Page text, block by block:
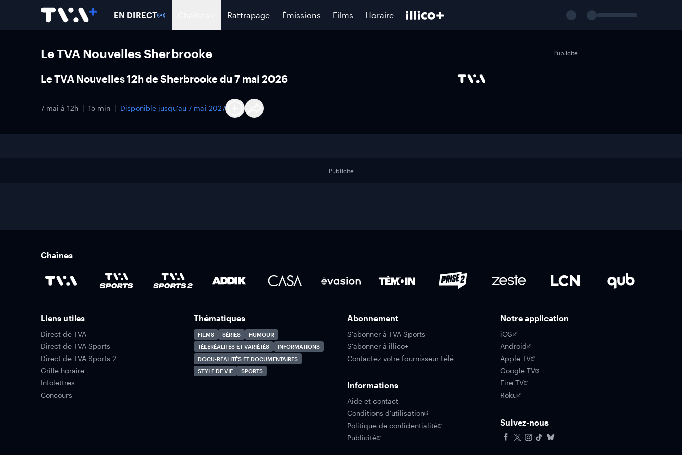
EN DIRECT Rattrapage Émissions Films Horaire
Le TVA Nouvelles Sherbrooke
Le TVA Nouvelles 12h de Sherbrooke du 7 mai 2026
7 mai à 12h 15 min Disponible jusqu'au 7 mai 2027
Publicité
Publicité
Chaînes
Liens utiles
Direct de TVA
Direct de TVA Sports
Direct de TVA Sports 2
Grille horaire
Infolettres
Concours
Thématiques
FILMS SÉRIES
HUMOUR
TÉLÉRÉALITÉS ET VARIÉTÉS
INFORMATIONS
DOCU-RÉALITÉS ET DOCUMENTAIRES
STYLE DE VIE
SPORTS
Abonnement
S'abonner à TVA Sports
S'abonner à illico+
Contactez votre fournisseur télé
Informations
Aide et contact
Conditions d'utilisation
Politique de confidentialité
Publicité
Notre application
iOS
Android
Apple TV
Google TV
Fire TV
Roku
Suivez-nous